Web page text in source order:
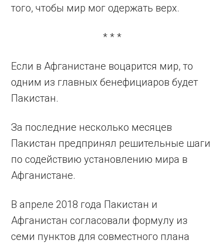
того, чтобы мир мог одержать верх.
* * *
Если в Афганистане воцарится мир, то
одним из главных бенефициаров будет
Пакистан.
За последние несколько месяцев
Пакистан предпринял решительные шаги
по содействию установлению мира в
Афганистане.
В апреле 2018 года Пакистан и
Афганистан согласовали формулу из
семи пунктов для совместного плана